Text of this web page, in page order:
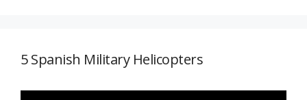
5 Spanish Military Helicopters